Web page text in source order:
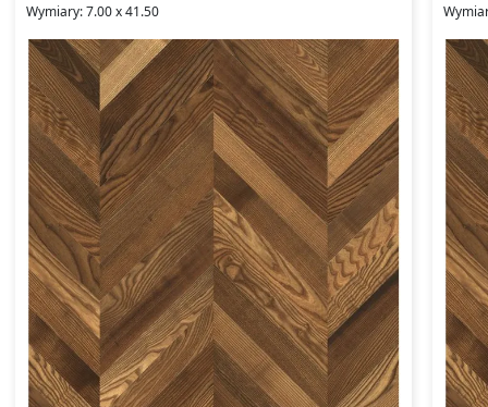
Wymiary: 7.00 x 41.50